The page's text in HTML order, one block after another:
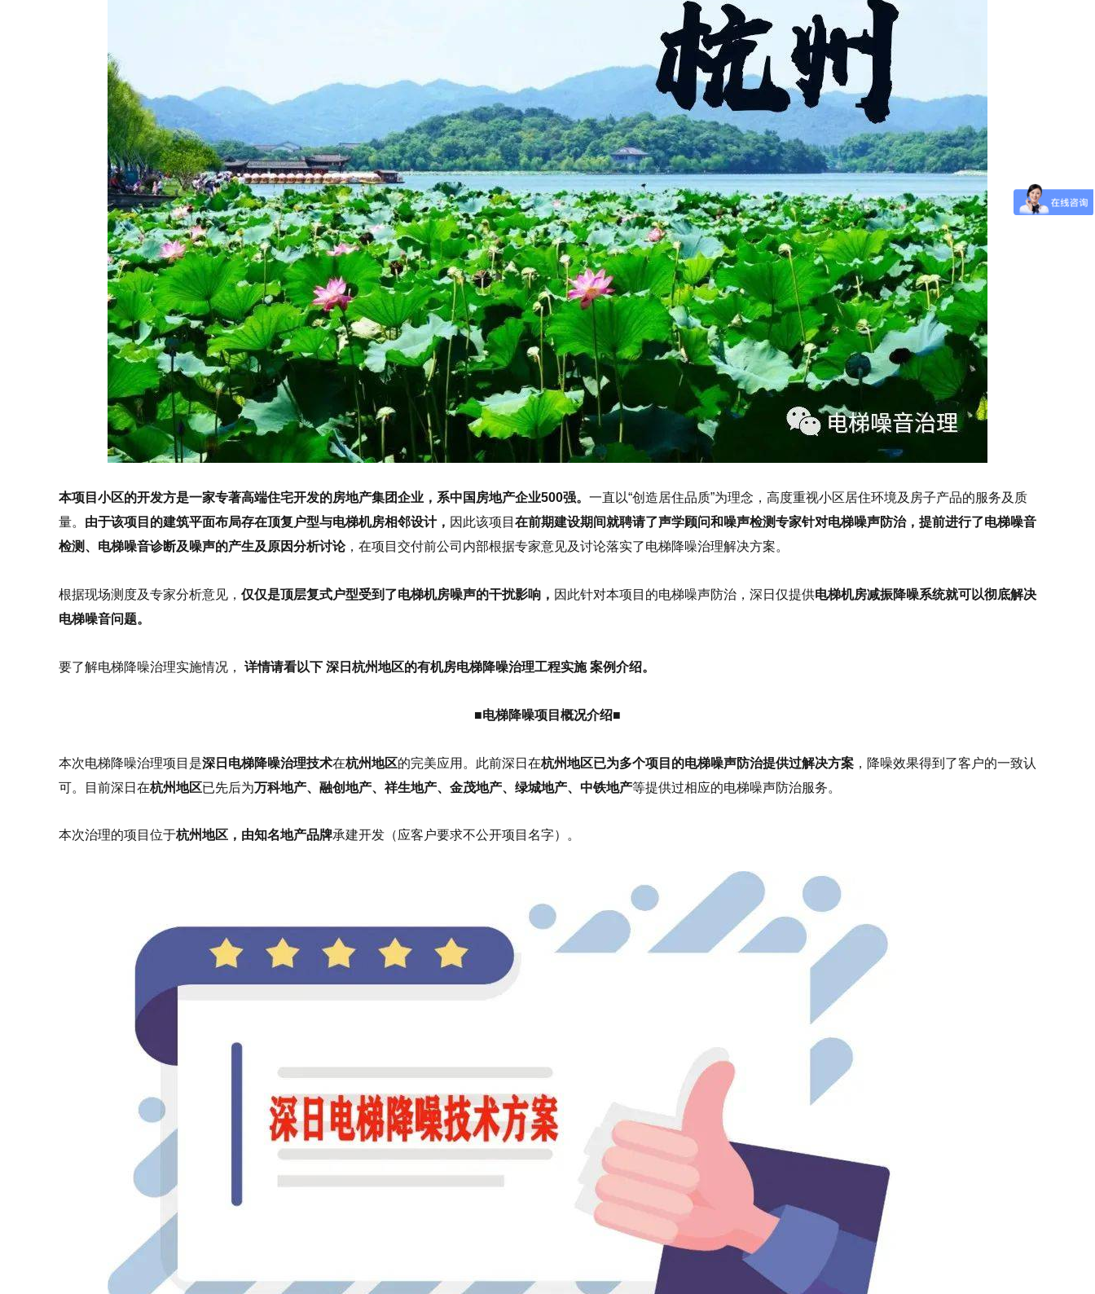
本项目小区的开发方是一家专著高端住宅开发的房地产集团企业，系中国房地产企业500强。 一直以“创造居住品质”为理念，高度重视小区居住环境及房子产品的服务及质
量。 由于该项目的建筑平面布局存在顶复户型与电梯机房相邻设计， 因此该项目 在前期建设期间就聘请了声学顾问和噪声检测专家针对电梯噪声防治，提前进行了电梯噪音
检测、电梯噪音诊断及噪声的产生及原因分析讨论，在项目交付前公司内部根据专家意见及讨论落实了电梯降噪治理解决方案。
根据现场测度及专家分析意见， 仅仅是顶层复式户型受到了电梯机房噪声的干扰影响， 因此针对本项目的电梯噪声防治，深日仅提供电梯机房减振降噪系统就可以彻底解决
电梯噪音问题。
要了解电梯降噪治理实施情况， 详情请看以下 深日杭州地区的有机房电梯降噪治理工程实施 案例介绍。
■电梯降噪项目概况介绍■
本次电梯降噪治理项目是深日电梯降噪治理技术在杭州地区的完美应用。此前深日在杭州地区已为多个项目的电梯噪声防治提供过解决方案 ，降噪效果得到了客户的一致认
可。目前深日在杭州地区已先后为万科地产、融创地产、祥生地产、金茂地产、绿城地产、中铁地产等提供过相应的电梯噪声防治服务。
本次治理的项目位于杭州地区，由知名地产品牌承建开发（应客户要求不公开项目名字）。